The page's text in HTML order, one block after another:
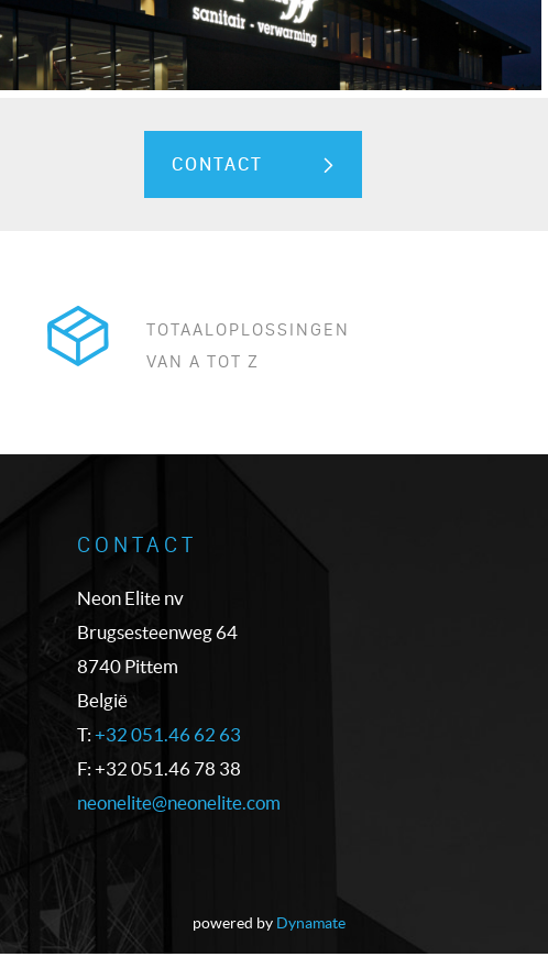
CONTACT
TOTAALOPLOSSINGEN
VAN A TOT Z
CONTACT
Neon Elite nv
Brugsesteenweg 64
8740 Pittem
België
T: +32 051.46 62 63
F: +32 051.46 78 38
neonelite@neonelite.com
powered by Dynamate